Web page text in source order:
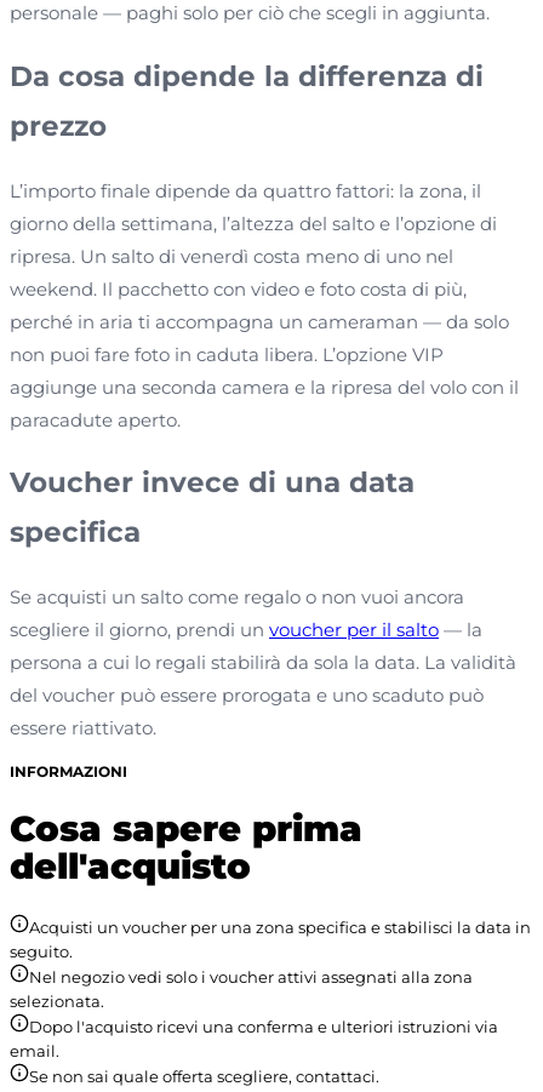
personale — paghi solo per ciò che scegli in aggiunta.
Da cosa dipende la differenza di
prezzo
L’importo finale dipende da quattro fattori: la zona, il
giorno della settimana, l’altezza del salto e l’opzione di
ripresa. Un salto di venerdì costa meno di uno nel
weekend. Il pacchetto con video e foto costa di più,
perché in aria ti accompagna un cameraman — da solo
non puoi fare foto in caduta libera. L’opzione VIP
aggiunge una seconda camera e la ripresa del volo con il
paracadute aperto.
Voucher invece di una data
specifica
Se acquisti un salto come regalo o non vuoi ancora
scegliere il giorno, prendi un voucher per il salto — la
persona a cui lo regali stabilirà da sola la data. La validità
del voucher può essere prorogata e uno scaduto può
essere riattivato.
INFORMAZIONI
Cosa sapere prima
dell'acquisto
Acquisti un voucher per una zona specifica e stabilisci la data in
seguito.
Nel negozio vedi solo i voucher attivi assegnati alla zona
selezionata.
Dopo l'acquisto ricevi una conferma e ulteriori istruzioni via
email.
Se non sai quale offerta scegliere, contattaci.